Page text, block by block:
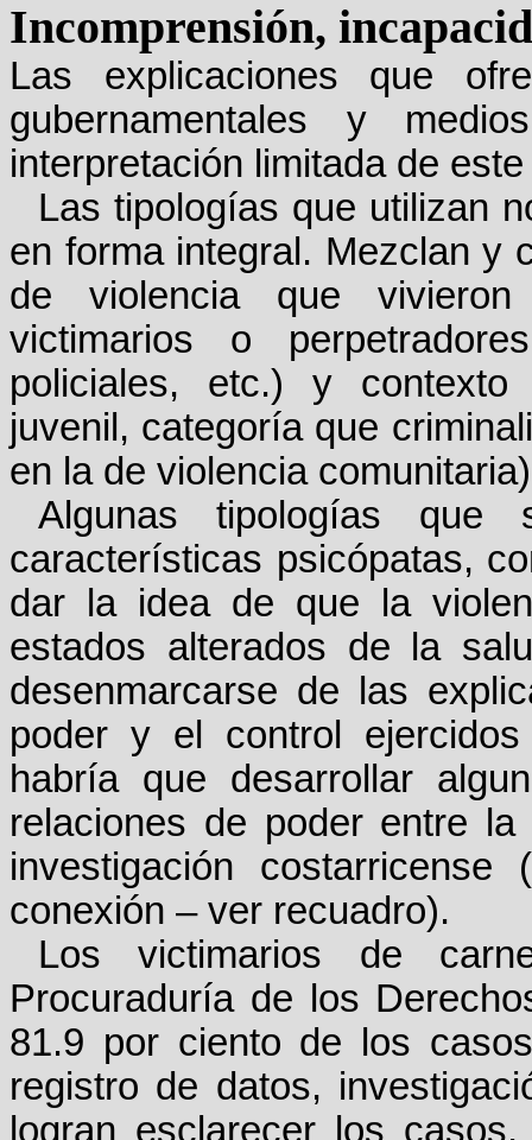
Incomprensión,
Las explicaciones que
gubernamentales y
interpretación limitada de
Las tipologías que utilizan
en forma integral. Mezclan y
de violencia que
victimarios o
policiales, etc.) y contexto
juvenil, categoría que
en la de violencia
Algunas tipologías que
características psicópatas,
dar la idea de que la
estados alterados de la
desenmarcarse de las
poder y el control
habría que desarrollar
relaciones de poder entre
investigación
conexión – ver recuadro).
Los victimarios de
Procuraduría de los
81.9 por ciento de los
registro de datos,
logran esclarecer los